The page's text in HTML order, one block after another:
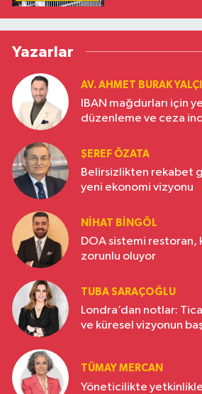
Yazarlar
AV. AHMET BURAK
IBAN mağdurları için
düzenleme ve ceza
ŞEREF ÖZATA
Belirsizlikten rekabet
yeni ekonomi vizyonu
NIHAT BINGÖL
DOA sistemi
zorunlu oluyor
TUBA SARAÇOĞLU
Londra’dan notlar:
ve küresel vizyonun
TÜMAY MERCAN
Yöneticilikte